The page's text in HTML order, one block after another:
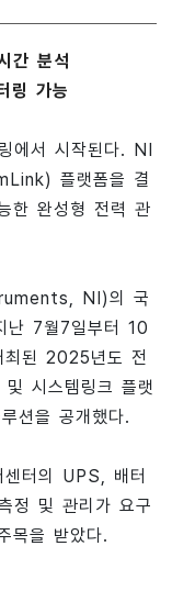
간 분석
링 가능
에서 시작된다. NI
플랫폼을 결
한 완성형 전력 관
NI)의 국
난 7월7일부터 10
최된 2025년도 전
시스템링크 플랫
션을 공개했다.
터의 UPS, 배터
정 및 관리가 요구
목을 받았다.